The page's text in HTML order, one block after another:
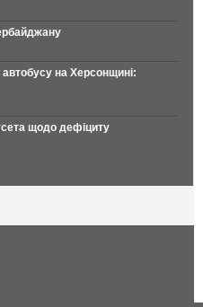
на Херсонщині:
щодо дефіциту